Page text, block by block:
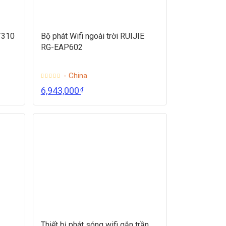
Bộ phát Wifi ngoài trời RUIJIE
RG-EAP602
- China
6,943,000₫